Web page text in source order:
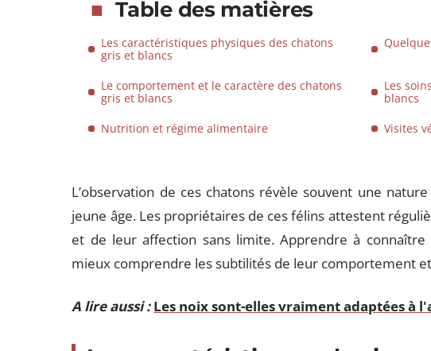
Table des matières
Les caractéristiques physiques des chatons
gris et blancs
Le comportement et le caractère des chatons
gris et blancs
Les
blancs
Nutrition et régime alimentaire
Visites
L’observation de ces chatons révèle souvent une
jeune âge. Les propriétaires de ces félins attestent
et de leur affection sans limite. Apprendre à
mieux comprendre les subtilités de leur comportement
A lire aussi : Les noix sont-elles vraiment adaptées à